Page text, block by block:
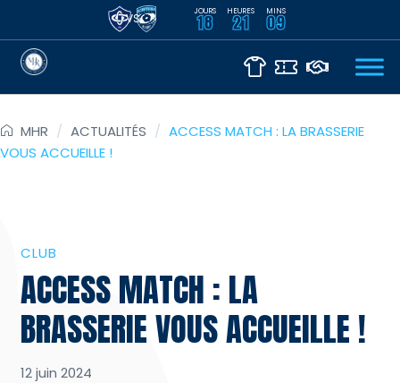
VS JOURS
18 HEURES
21 MINS
09
MHR / ACTUALITÉS / ACCESS MATCH : LA BRASSERIE
VOUS ACCUEILLE !
CLUB
ACCESS MATCH : LA
BRASSERIE VOUS ACCUEILLE !
12 juin 2024